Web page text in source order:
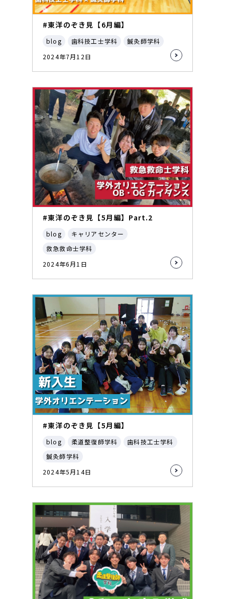
#東洋のぞき見【6月編】
blog 歯科技工士学科
鍼灸師学科
2024年7月12日
#東洋のぞき見【5月編】Part.2
blog
キャリアセンター
救急救命士学科
2024年6月1日
#東洋のぞき見【5月編】
blog 柔道整復師学科
歯科技工士学科
鍼灸師学科
2024年5月14日